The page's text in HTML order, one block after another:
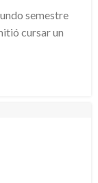
semestre
cursar un